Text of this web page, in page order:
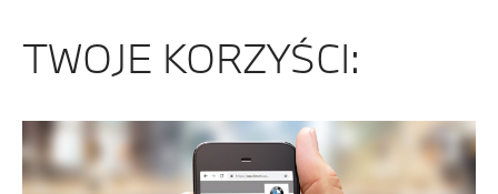
TWOJE KORZYŚCI: